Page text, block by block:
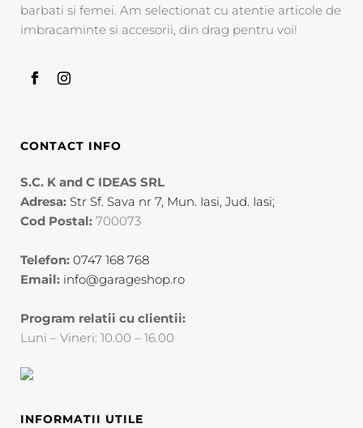
barbati si femei. Am selectionat cu atentie articole de
imbracaminte si accesorii, din drag pentru voi!
CONTACT INFO
S.C. K and C IDEAS SRL
Adresa: Str Sf. Sava nr 7, Mun. Iasi, Jud. Iasi;
Cod Postal: 700073
Telefon: 0747 168 768
Email: info@garageshop.ro
Program relatii cu clientii:
Luni – Vineri: 10.00 – 16.00
INFORMATII UTILE